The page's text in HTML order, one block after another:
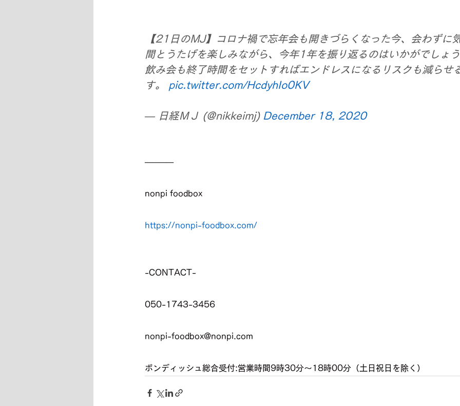
【21日のMJ】コロナ禍で忘年会も開きづらくなった今、会わずに
間とうたげを楽しみながら、今年1年を振り返るのはいかがでしょ
飲み会も終了時間をセットすればエンドレスになるリスクも減らせ
す。 pic.twitter.com/HcdyhIo0KV
— 日経ＭＪ (@nikkeimj) December 18, 2020
────
nonpi foodbox
https://nonpi-foodbox.com/
-CONTACT-
050-1743-3456
nonpi-foodbox@nonpi.com
ボンディッシュ総合受付:営業時間9時30分～18時00分（土日祝日を除く）